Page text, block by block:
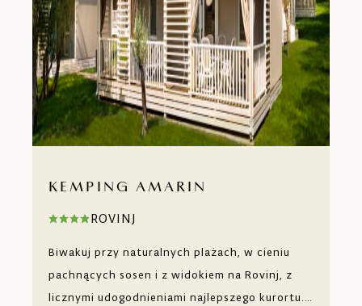
KEMPING AMARIN
ROVINJ
Biwakuj przy naturalnych plażach, w cieniu
pachnących sosen i z widokiem na Rovinj, z
licznymi udogodnieniami najlepszego kurortu.